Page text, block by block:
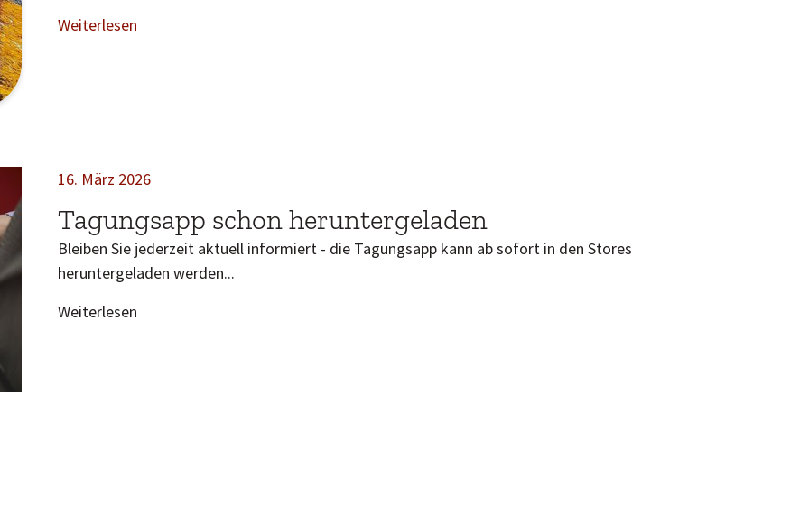
Weiterlesen
16. März 2026
Tagungsapp schon heruntergeladen
Bleiben Sie jederzeit aktuell informiert - die Tagungsapp kann ab sofort in den Stores
heruntergeladen werden...
Weiterlesen